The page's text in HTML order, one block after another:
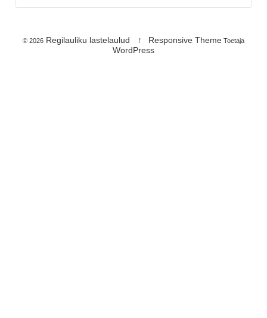
© 2026 Regilauliku lastelaulud ↑ Responsive ThemeToetaja
WordPress